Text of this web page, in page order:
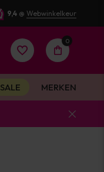
9,4 @ Webwinkelkeur
0
SALE MERKEN